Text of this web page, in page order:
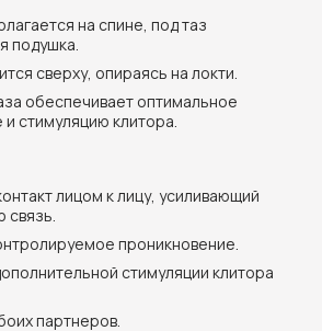
на спине, под таз
подушка.
сверху, опираясь на локти.
обеспечивает оптимальное
стимуляцию клитора.
лицом к лицу, усиливающий
проникновение.
стимуляции клитора
партнеров.